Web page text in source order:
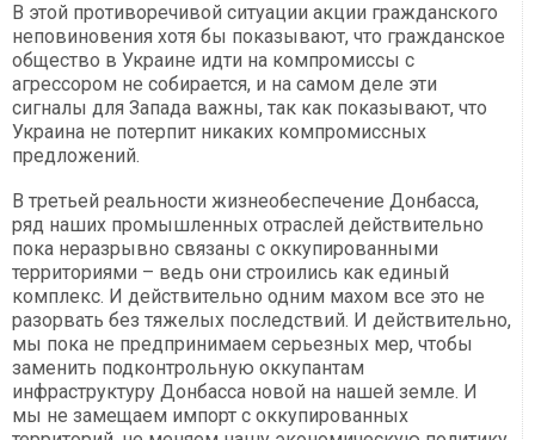
В этой противоречивой ситуации акции гражданского
неповиновения хотя бы показывают, что гражданское
общество в Украине идти на компромиссы с
агрессором не собирается, и на самом деле эти
сигналы для Запада важны, так как показывают, что
Украина не потерпит никаких компромиссных
предложений.
В третьей реальности жизнеобеспечение Донбасса,
ряд наших промышленных отраслей действительно
пока неразрывно связаны с оккупированными
территориями – ведь они строились как единый
комплекс. И действительно одним махом все это не
разорвать без тяжелых последствий. И действительно,
мы пока не предпринимаем серьезных мер, чтобы
заменить подконтрольную оккупантам
инфраструктуру Донбасса новой на нашей земле. И
мы не замещаем импорт с оккупированных